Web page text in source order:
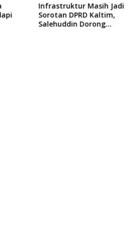
Infrastruktur Masih Jadi
Sorotan DPRD Kaltim,
Salehuddin Dorong